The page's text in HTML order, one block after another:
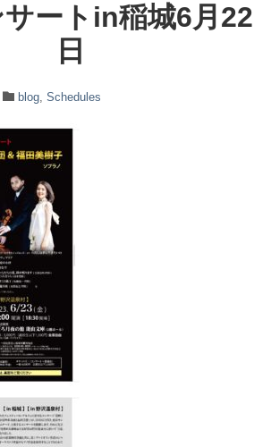
ートin稲城6月22
日
blog, Schedules